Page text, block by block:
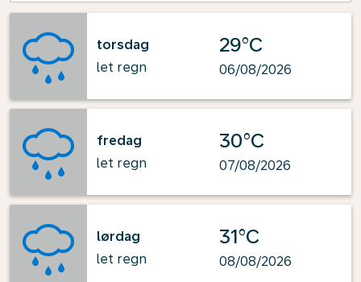
torsdag
let regn
29°C
06/08/2026
fredag
let regn
30°C
07/08/2026
lørdag
let regn
31°C
08/08/2026